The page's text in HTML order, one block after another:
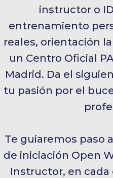
instructor o
entrenamiento
reales, orientación
un Centro Oficial
Madrid. Da el
tu pasión por el
Te guiaremos paso
de iniciación Open
Instructor, en